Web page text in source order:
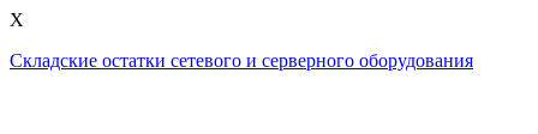
X
Складские остатки сетевого и серверного оборудования